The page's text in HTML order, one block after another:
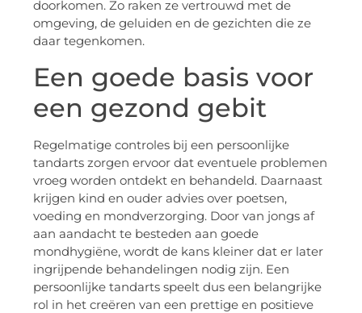
doorkomen. Zo raken ze vertrouwd met de
omgeving, de geluiden en de gezichten die ze
daar tegenkomen.
Een goede basis voor
een gezond gebit
Regelmatige controles bij een persoonlijke
tandarts zorgen ervoor dat eventuele problemen
vroeg worden ontdekt en behandeld. Daarnaast
krijgen kind en ouder advies over poetsen,
voeding en mondverzorging. Door van jongs af
aan aandacht te besteden aan goede
mondhygiëne, wordt de kans kleiner dat er later
ingrijpende behandelingen nodig zijn. Een
persoonlijke tandarts speelt dus een belangrijke
rol in het creëren van een prettige en positieve